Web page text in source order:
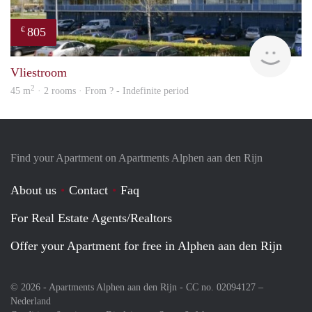
€ 805
Vliestroom
45 m2 · 2 rooms · From ? - Indefinite period
Find your Apartment on Apartments Alphen aan den Rijn
About us Contact
Faq
For Real Estate Agents/Realtors
Offer your Apartment for free in Alphen aan den Rijn
© 2026 - Apartments Alphen aan den Rijn - CC no. 02094127 –
Nederland